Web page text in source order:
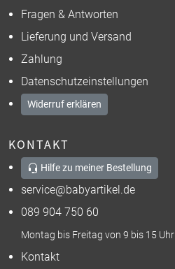
Fragen & Antworten
Lieferung und Versand
Zahlung
Datenschutzeinstellungen
Widerruf erklären
KONTAKT
Hilfe zu meiner Bestellung
service@babyartikel.de
089 904 750 60
Montag bis Freitag von 9 bis 15 Uhr
Kontakt